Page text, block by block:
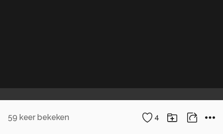
59 keer bekeken 4